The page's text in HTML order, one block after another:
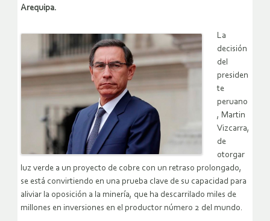
Arequipa.
La
decisión
del
presiden
te
peruano
, Martin
Vizcarra,
de
otorgar
luz verde a un proyecto de cobre con un retraso prolongado,
se está convirtiendo en una prueba clave de su capacidad para
aliviar la oposición a la minería, que ha descarrilado miles de
millones en inversiones en el productor número 2 del mundo.